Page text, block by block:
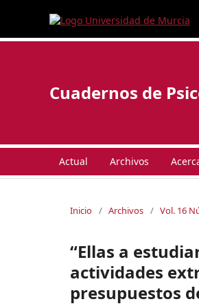
Cuadernos de
Actual Archivos
Inicio / Archivos / Vol. 16
“Ellas a
actividades
presupuestos